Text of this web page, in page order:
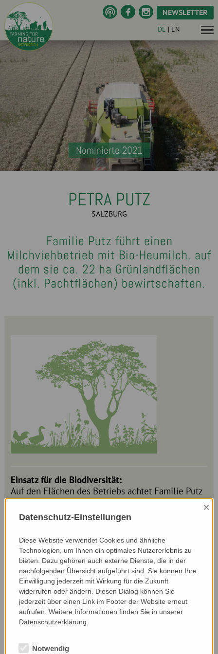
NEWSLETTER
DE | EN
Nominierte 2021
PETRA PUTZ
SALZBURG
Familie Putz führt einen
Milchviehbetrieb mit Bio-Heumilch, auf
dem sie ca. 22 ha Grünlandflächen
(inkl. Pachtflächen) bewirtschaften.
Einsatz für die Biodiversität:
Auf den Flächen des Betriebs achtet Familie Putz
auf unterschiedliche Schnittzeitpunkte, um
Rückzugsorte für Insekten zu erhalten. Aus diesem
Grund mähen sie auch bestimmte Hänge und
Steilflächen nur einmal. Um mehr Struktur auf der
Fläche zu schaffen, legten sie auch eine neue
Streuobstwiese an, die zudem zur Verwertung des
Obstes genutzt wird. Aus Überzeugung hält
Familie Putz die Kühe mit Weidegang und
verzichtet zur Gänze auf Silage. Ein großer
Gemüsegarten mit einer Vielfalt an Blüten gehört
für Petra Putz zu einem Bauernhof dazu. Ein
Herzensprojekt von ihr ist „Schule am Bauernhof“,
zu vermitteln, wie wichtig Natur, Tierschutz und
Datenschutz-Einstellungen
×
Diese Website verwendet Cookies und ähnliche
Technologien, um Ihnen ein optimales Nutzererlebnis zu
bieten. Dazu gehören auch externe Dienste, die in der
nachfolgenden Übersicht aufgeführt sind. Sie können Ihre
Einwilligung jederzeit mit Wirkung für die Zukunft
widerrufen oder ändern. Diesen Dialog können Sie
jederzeit über einen Link im Footer der Website erneut
aufrufen. Weitere Informationen finden Sie in unserer
Datenschutzerklärung.
Notwendig